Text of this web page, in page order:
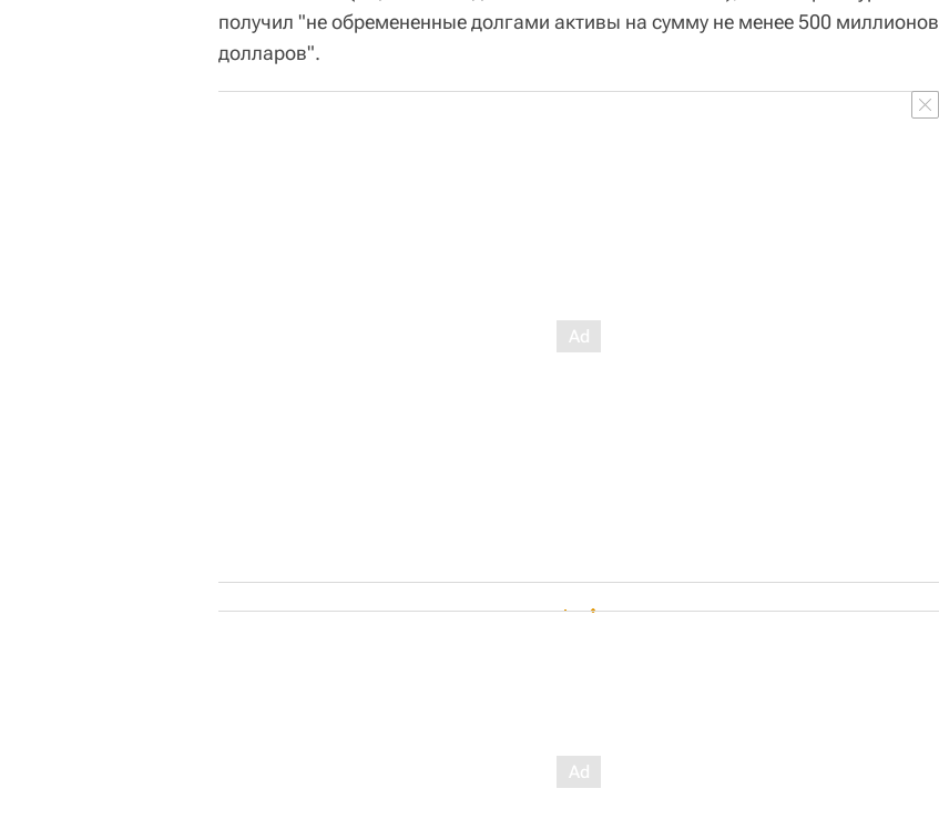
получил "не обремененные долгами активы на сумму не менее 500 миллионов
долларов".